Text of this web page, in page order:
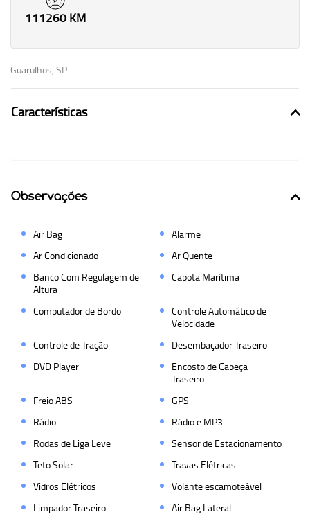
111260 KM
Guarulhos, SP
Características
Observações
Air Bag
Alarme
Ar Condicionado
Ar Quente
Banco Com Regulagem de
Altura
Capota Marítima
Computador de Bordo
Controle Automático de
Velocidade
Controle de Tração
Desembaçador Traseiro
DVD Player
Encosto de Cabeça
Traseiro
Freio ABS
GPS
Rádio
Rádio e MP3
Rodas de Liga Leve
Sensor de Estacionamento
Teto Solar
Travas Elétricas
Vidros Elétricos
Volante escamoteável
Limpador Traseiro
Air Bag Lateral